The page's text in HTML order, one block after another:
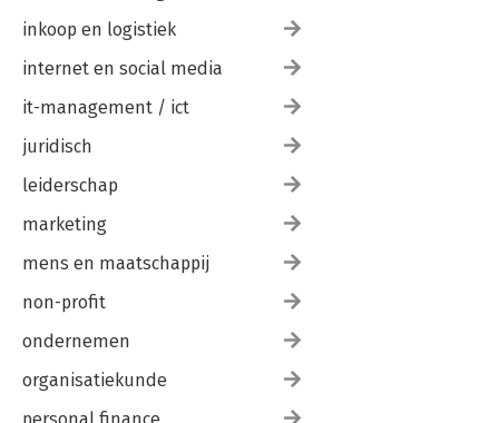
inkoop en logistiek
internet en social media
it-management / ict
juridisch
leiderschap
marketing
mens en maatschappij
non-profit
ondernemen
organisatiekunde